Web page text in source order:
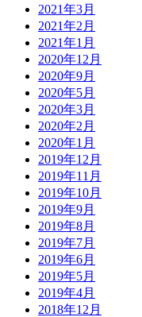
2021年3月
2021年2月
2021年1月
2020年12月
2020年9月
2020年5月
2020年3月
2020年2月
2020年1月
2019年12月
2019年11月
2019年10月
2019年9月
2019年8月
2019年7月
2019年6月
2019年5月
2019年4月
2018年12月